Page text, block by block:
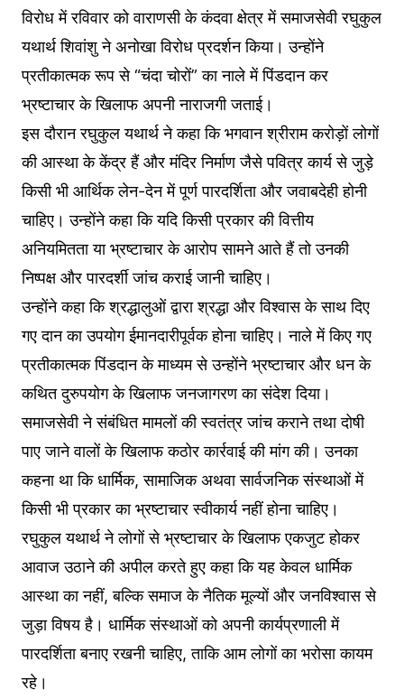
विरोध में रविवार को वाराणसी के कंदवा क्षेत्र में समाजसेवी रघुकुल
यथार्थ शिवांशु ने अनोखा विरोध प्रदर्शन किया। उन्होंने
प्रतीकात्मक रूप से “चंदा चोरों” का नाले में पिंडदान कर
भ्रष्टाचार के खिलाफ अपनी नाराजगी जताई।
इस दौरान रघुकुल यथार्थ ने कहा कि भगवान श्रीराम करोड़ों लोगों
की आस्था के केंद्र हैं और मंदिर निर्माण जैसे पवित्र कार्य से जुड़े
किसी भी आर्थिक लेन-देन में पूर्ण पारदर्शिता और जवाबदेही होनी
चाहिए। उन्होंने कहा कि यदि किसी प्रकार की वित्तीय
अनियमितता या भ्रष्टाचार के आरोप सामने आते हैं तो उनकी
निष्पक्ष और पारदर्शी जांच कराई जानी चाहिए।
उन्होंने कहा कि श्रद्धालुओं द्वारा श्रद्धा और विश्वास के साथ दिए
गए दान का उपयोग ईमानदारीपूर्वक होना चाहिए। नाले में किए गए
प्रतीकात्मक पिंडदान के माध्यम से उन्होंने भ्रष्टाचार और धन के
कथित दुरुपयोग के खिलाफ जनजागरण का संदेश दिया।
समाजसेवी ने संबंधित मामलों की स्वतंत्र जांच कराने तथा दोषी
पाए जाने वालों के खिलाफ कठोर कार्रवाई की मांग की। उनका
कहना था कि धार्मिक, सामाजिक अथवा सार्वजनिक संस्थाओं में
किसी भी प्रकार का भ्रष्टाचार स्वीकार्य नहीं होना चाहिए।
रघुकुल यथार्थ ने लोगों से भ्रष्टाचार के खिलाफ एकजुट होकर
आवाज उठाने की अपील करते हुए कहा कि यह केवल धार्मिक
आस्था का नहीं, बल्कि समाज के नैतिक मूल्यों और जनविश्वास से
जुड़ा विषय है। धार्मिक संस्थाओं को अपनी कार्यप्रणाली में
पारदर्शिता बनाए रखनी चाहिए, ताकि आम लोगों का भरोसा कायम
रहे।